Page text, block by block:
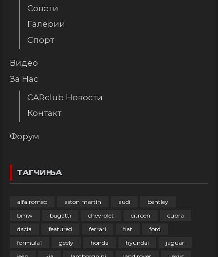
Совети
Галерии
Спорт
Видео
За Нас
CARclub Новости
Контакт
Форум
ТАГЧИЊА
alfa romeo aston martin audi
bentley
bmw
bugatti chevrolet citroen
cupra
dacia
featured ferrari fiat
ford
formula1
geely honda hyundai
jaguar